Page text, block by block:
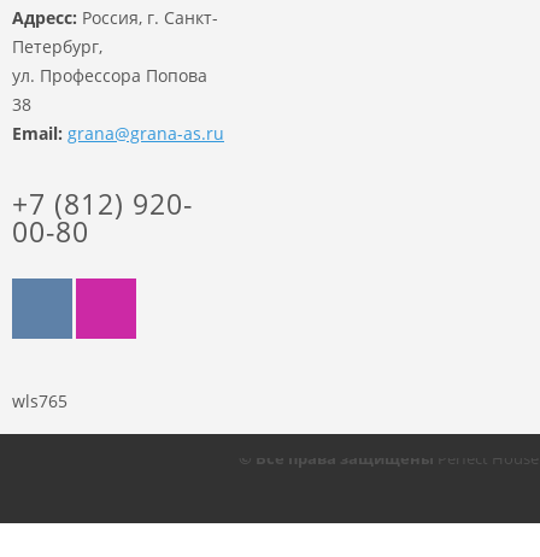
Адресс: Россия, г. Санкт-
Петербург,
ул. Профессора Попова
38
Email: grana@grana-as.ru
+7 (812) 920-
00-80
wls765
© Все права защищены Perfect